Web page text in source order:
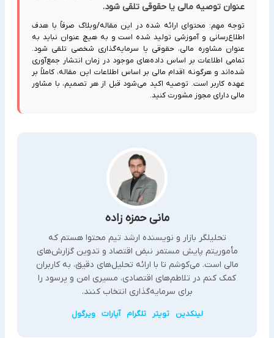
عنوان توصیه مالی یا حقوقی تلقی شود.
توجه مهم: محتوای ارائه شده در این مقاله/وبلاگ صرفاً با هدف
اطلاع‌رسانی و آموزشی تولید شده است و به هیچ عنوان نباید به
عنوان مشاوره مالی، حقوقی یا سرمایه‌گذاری شخصی تلقی شود.
تمامی اطلاعات بر اساس داده‌های موجود در زمان انتشار جمع‌آوری
شده‌اند و هرگونه اقدام مالی بر اساس اطلاعات این مقاله، کاملاً بر
عهده کاربر است. توصیه اکید می‌شود قبل از هر تصمیم، با مشاور
مالی دارای مجوز مشورت کنید.
مانی حمزه زاده
تحلیلگر بازار و نویسنده ارشد تیم محتوا هستم که
مأموریتم پایش مستمر نبض اقتصاد و تدوین گزارش‌های
مالی است. می‌کوشم تا با ارائه تحلیل‌های دقیق، به کاربران
کمک کنم در تلاطم‌های اقتصادی، مسیری امن و پرسود را
برای سرمایه‌گذاری انتخاب کنند.
لینکدین تویتر تلگرام آپارات ویرگول